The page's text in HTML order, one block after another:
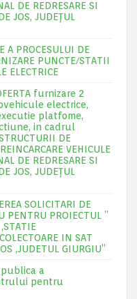
DE REDRESARE SI
JOS, JUDEŢUL
A PROCESULUI DE
PUNCTE/STATII
ELECTRICE
furnizare 2
electrice,
platfome,
in cadrul
DE
VEHICULE
DE REDRESARE SI
JOS, JUDEŢUL
SOLICITARI DE
PENTRU PROIECTUL ”
IN SAT
,JUDETUL GIURGIU”
a
pentru